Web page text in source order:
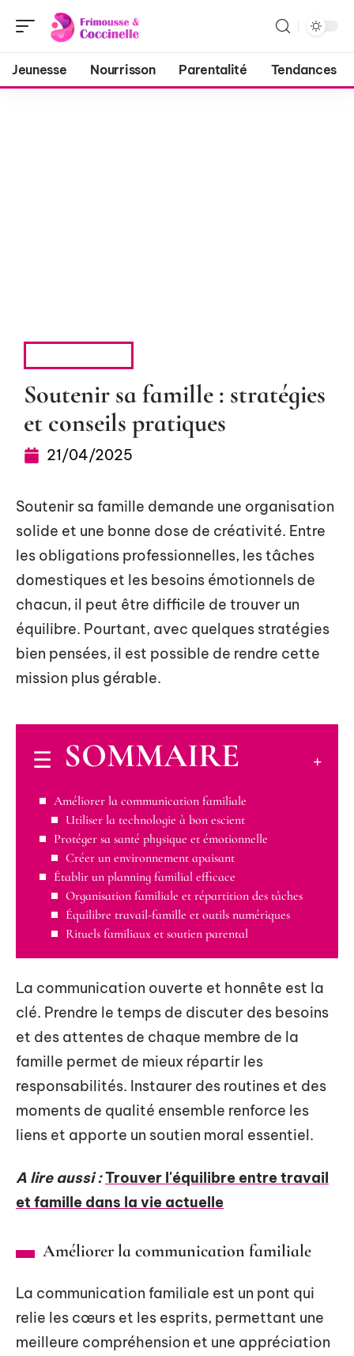
Jeunesse Nourrisson Parentalité Tendances
Soutenir sa famille : stratégies
et conseils pratiques
21/04/2025
Soutenir sa famille demande une organisation
solide et une bonne dose de créativité. Entre
les obligations professionnelles, les tâches
domestiques et les besoins émotionnels de
chacun, il peut être difficile de trouver un
équilibre. Pourtant, avec quelques stratégies
bien pensées, il est possible de rendre cette
mission plus gérable.
SOMMAIRE
Améliorer la communication familiale
Utiliser la technologie à bon escient
Protéger sa santé physique et émotionnelle
Créer un environnement apaisant
Établir un planning familial efficace
Organisation familiale et répartition des tâches
Équilibre travail-famille et outils numériques
Rituels familiaux et soutien parental
La communication ouverte et honnête est la
clé. Prendre le temps de discuter des besoins
et des attentes de chaque membre de la
famille permet de mieux répartir les
responsabilités. Instaurer des routines et des
moments de qualité ensemble renforce les
liens et apporte un soutien moral essentiel.
A lire aussi :Trouver l'équilibre entre travail
et famille dans la vie actuelle
Améliorer la communication familiale
La communication familiale est un pont qui
relie les cœurs et les esprits, permettant une
meilleure compréhension et une appréciation